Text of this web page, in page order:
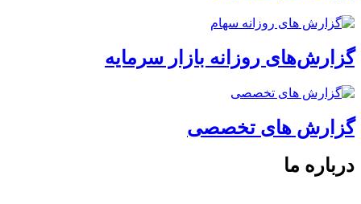
گزارش‌های روزانه بازار سرمایه
گزارش های تخصصی
درباره ما